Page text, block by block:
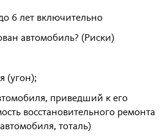
6 лет включительно
автомобиль? (Риски)
(угон);
приведший к его
восстановительного ремонта
тоталь)